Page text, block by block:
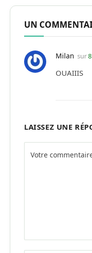
UN
Milan sur
OUAIIIS
LAISSEZ UNE